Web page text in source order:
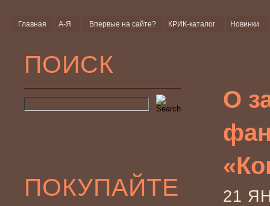
Главная А-Я Впервые на сайте? КРИК-каталог Новинки
ПОИСК
ПОКУПАЙТЕ
О
21